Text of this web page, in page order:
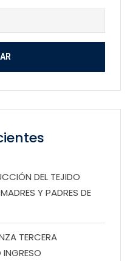
DEL TEJIDO
Y PADRES DE
TERCERA